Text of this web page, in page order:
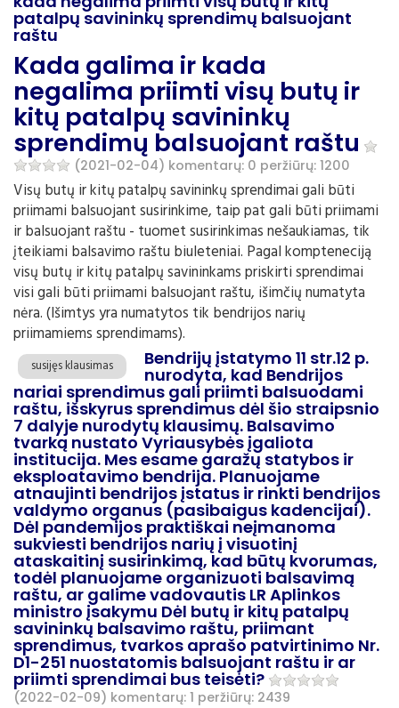
patalpų savininkų sprendimų balsuojant
raštu
Kada galima ir kada
negalima priimti visų butų ir
kitų patalpų savininkų
sprendimų balsuojant raštu
(2021-02-04) komentarų: 0 peržiūrų: 1200
Visų butų ir kitų patalpų savininkų sprendimai gali būti
priimami balsuojant susirinkime, taip pat gali būti priimami
ir balsuojant raštu - tuomet susirinkimas nešaukiamas, tik
įteikiami balsavimo raštu biuleteniai. Pagal kompteneciją
visų butų ir kitų patalpų savininkams priskirti sprendimai
visi gali būti priimami balsuojant raštu, išimčių numatyta
nėra. (Išimtys yra numatytos tik bendrijos narių
priimamiems sprendimams).
susijęs klausimas Bendrijų įstatymo 11 str.12 p.
nurodyta, kad Bendrijos
nariai sprendimus gali priimti balsuodami
raštu, išskyrus sprendimus dėl šio straipsnio
7 dalyje nurodytų klausimų. Balsavimo
tvarką nustato Vyriausybės įgaliota
institucija. Mes esame garažų statybos ir
eksploatavimo bendrija. Planuojame
atnaujinti bendrijos įstatus ir rinkti bendrijos
valdymo organus (pasibaigus kadencijai).
Dėl pandemijos praktiškai neįmanoma
sukviesti bendrijos narių į visuotinį
ataskaitinį susirinkimą, kad būtų kvorumas,
todėl planuojame organizuoti balsavimą
raštu, ar galime vadovautis LR Aplinkos
ministro įsakymu Dėl butų ir kitų patalpų
savininkų balsavimo raštu, priimant
sprendimus, tvarkos aprašo patvirtinimo Nr.
D1-251 nuostatomis balsuojant raštu ir ar
priimti sprendimai bus teisėti?
(2022-02-09) komentarų: 1 peržiūrų: 2439